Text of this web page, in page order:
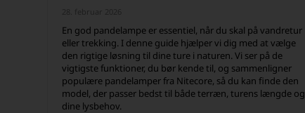
En god pandelampe er essentiel, når du skal på vandretur
eller trekking. I denne guide hjælper vi dig med at vælge
den rigtige løsning til dine ture i naturen. Vi ser på de
vigtigste funktioner, du bør kende til, og sammenligner
populære pandelamper fra Nitecore, så du kan finde den
model, der passer bedst til både terræn, turens længde og
dine lysbehov.